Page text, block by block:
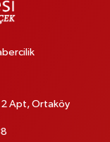
2 Apt, Ortaköy